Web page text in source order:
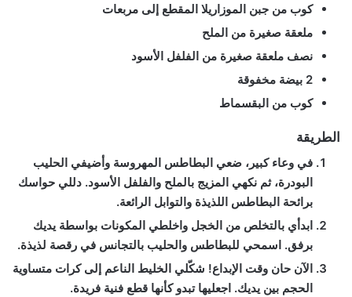
كوب من جبن الموزاريلا المقطع إلى مربعات
ملعقة صغيرة من الملح
نصف ملعقة صغيرة من الفلفل الأسود
2 بيضة مخفوقة
كوب من البقسماط
الطريقة
في وعاء كبير، ضعي البطاطس المهروسة وأضيفي الحليب
البودرة، ثم نكهي المزيج بالملح والفلفل الأسود. دللي حواسك
برائحة البطاطس اللذيذة والتوابل الرائعة.
ابدأي بالتخلص من الخجل واخلطي المكونات بواسطة يديك
برفق. اسمحي للبطاطس والحليب بالتجانس في رقصة لذيذة.
الآن حان وقت الإبداع! شكّلي الخليط الناعم إلى كرات متساوية
الحجم بين يديك. اجعليها تبدو كأنها قطع فنية فريدة.